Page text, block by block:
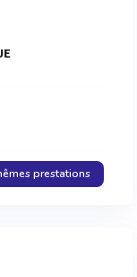
prestations